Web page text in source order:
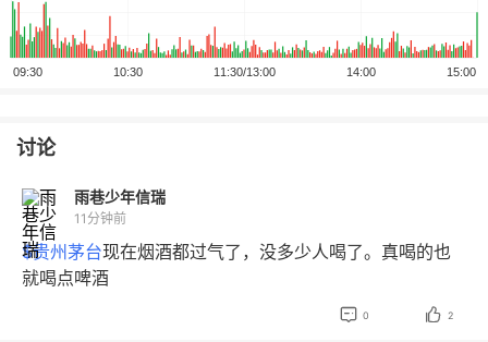
讨论
雨巷少年信瑞
11分钟前
$贵州茅台现在烟酒都过气了，没多少人喝了。真喝的也
就喝点啤酒
 0  2